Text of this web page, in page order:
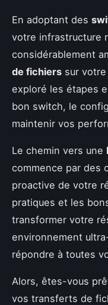
En adoptant des
votre infrastructure
considérablement
de fichiers sur
exploré les étapes
bon switch, le
maintenir vos
Le chemin vers une
commence par des
proactive de votre
pratiques et les
transformer votre
environnement
répondre à toutes
Alors, êtes-vous
vos transferts de